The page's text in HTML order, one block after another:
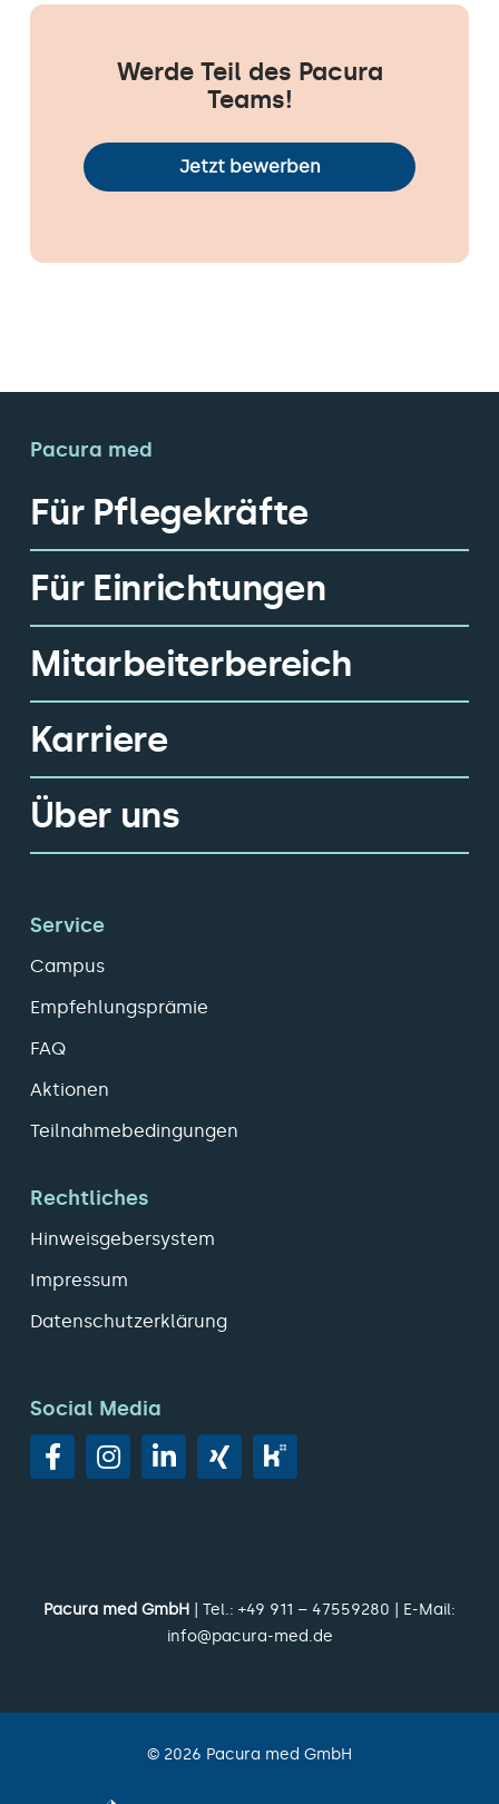
Werde Teil des Pacura
Teams!
Jetzt bewerben
Pacura med
Für Pflegekräfte
Für Einrichtungen
Mitarbeiterbereich
Karriere
Über uns
Service
Campus
Empfehlungsprämie
FAQ
Aktionen
Teilnahmebedingungen
Rechtliches
Hinweisgebersystem
Impressum
Datenschutzerklärung
Social Media
Pacura med GmbH | Tel.: +49 911 – 47559280 | E-Mail:
info@pacura-med.de
© 2026 Pacura med GmbH